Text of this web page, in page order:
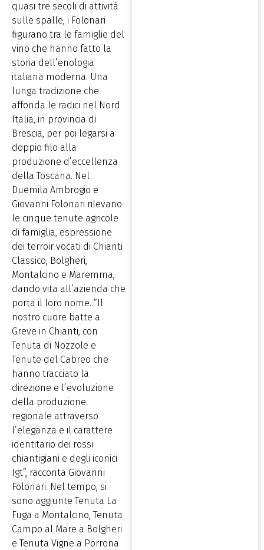
quasi tre secoli di attività
sulle spalle, i Folonari
figurano tra le famiglie del
vino che hanno fatto la
storia dell’enologia
italiana moderna. Una
lunga tradizione che
affonda le radici nel Nord
Italia, in provincia di
Brescia, per poi legarsi a
doppio filo alla
produzione d’eccellenza
della Toscana. Nel
Duemila Ambrogio e
Giovanni Folonari rilevano
le cinque tenute agricole
di famiglia, espressione
dei terroir vocati di Chianti
Classico, Bolgheri,
Montalcino e Maremma,
dando vita all’azienda che
porta il loro nome. “Il
nostro cuore batte a
Greve in Chianti, con
Tenuta di Nozzole e
Tenute del Cabreo che
hanno tracciato la
direzione e l’evoluzione
della produzione
regionale attraverso
l’eleganza e il carattere
identitario dei rossi
chiantigiani e degli iconici
Igt”, racconta Giovanni
Folonari. Nel tempo, si
sono aggiunte Tenuta La
Fuga a Montalcino, Tenuta
Campo al Mare a Bolgheri
e Tenuta Vigne a Porrona